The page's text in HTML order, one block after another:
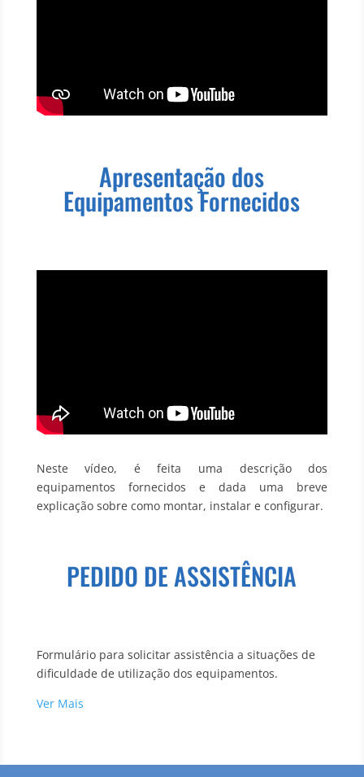
Apresentação dos
Equipamentos Fornecidos
Neste vídeo, é feita uma descrição dos
equipamentos fornecidos e dada uma breve
explicação sobre como montar, instalar e configurar.
PEDIDO DE ASSISTÊNCIA
Formulário para solicitar assistência a situações de
dificuldade de utilização dos equipamentos.
Ver Mais